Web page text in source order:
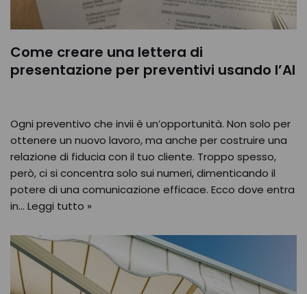
Come creare una lettera di
presentazione per preventivi usando l’AI
Ogni preventivo che invii è un’opportunità. Non solo per
ottenere un nuovo lavoro, ma anche per costruire una
relazione di fiducia con il tuo cliente. Troppo spesso,
però, ci si concentra solo sui numeri, dimenticando il
potere di una comunicazione efficace. Ecco dove entra
in… Leggi tutto »